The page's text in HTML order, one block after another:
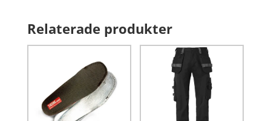
Relaterade produkter